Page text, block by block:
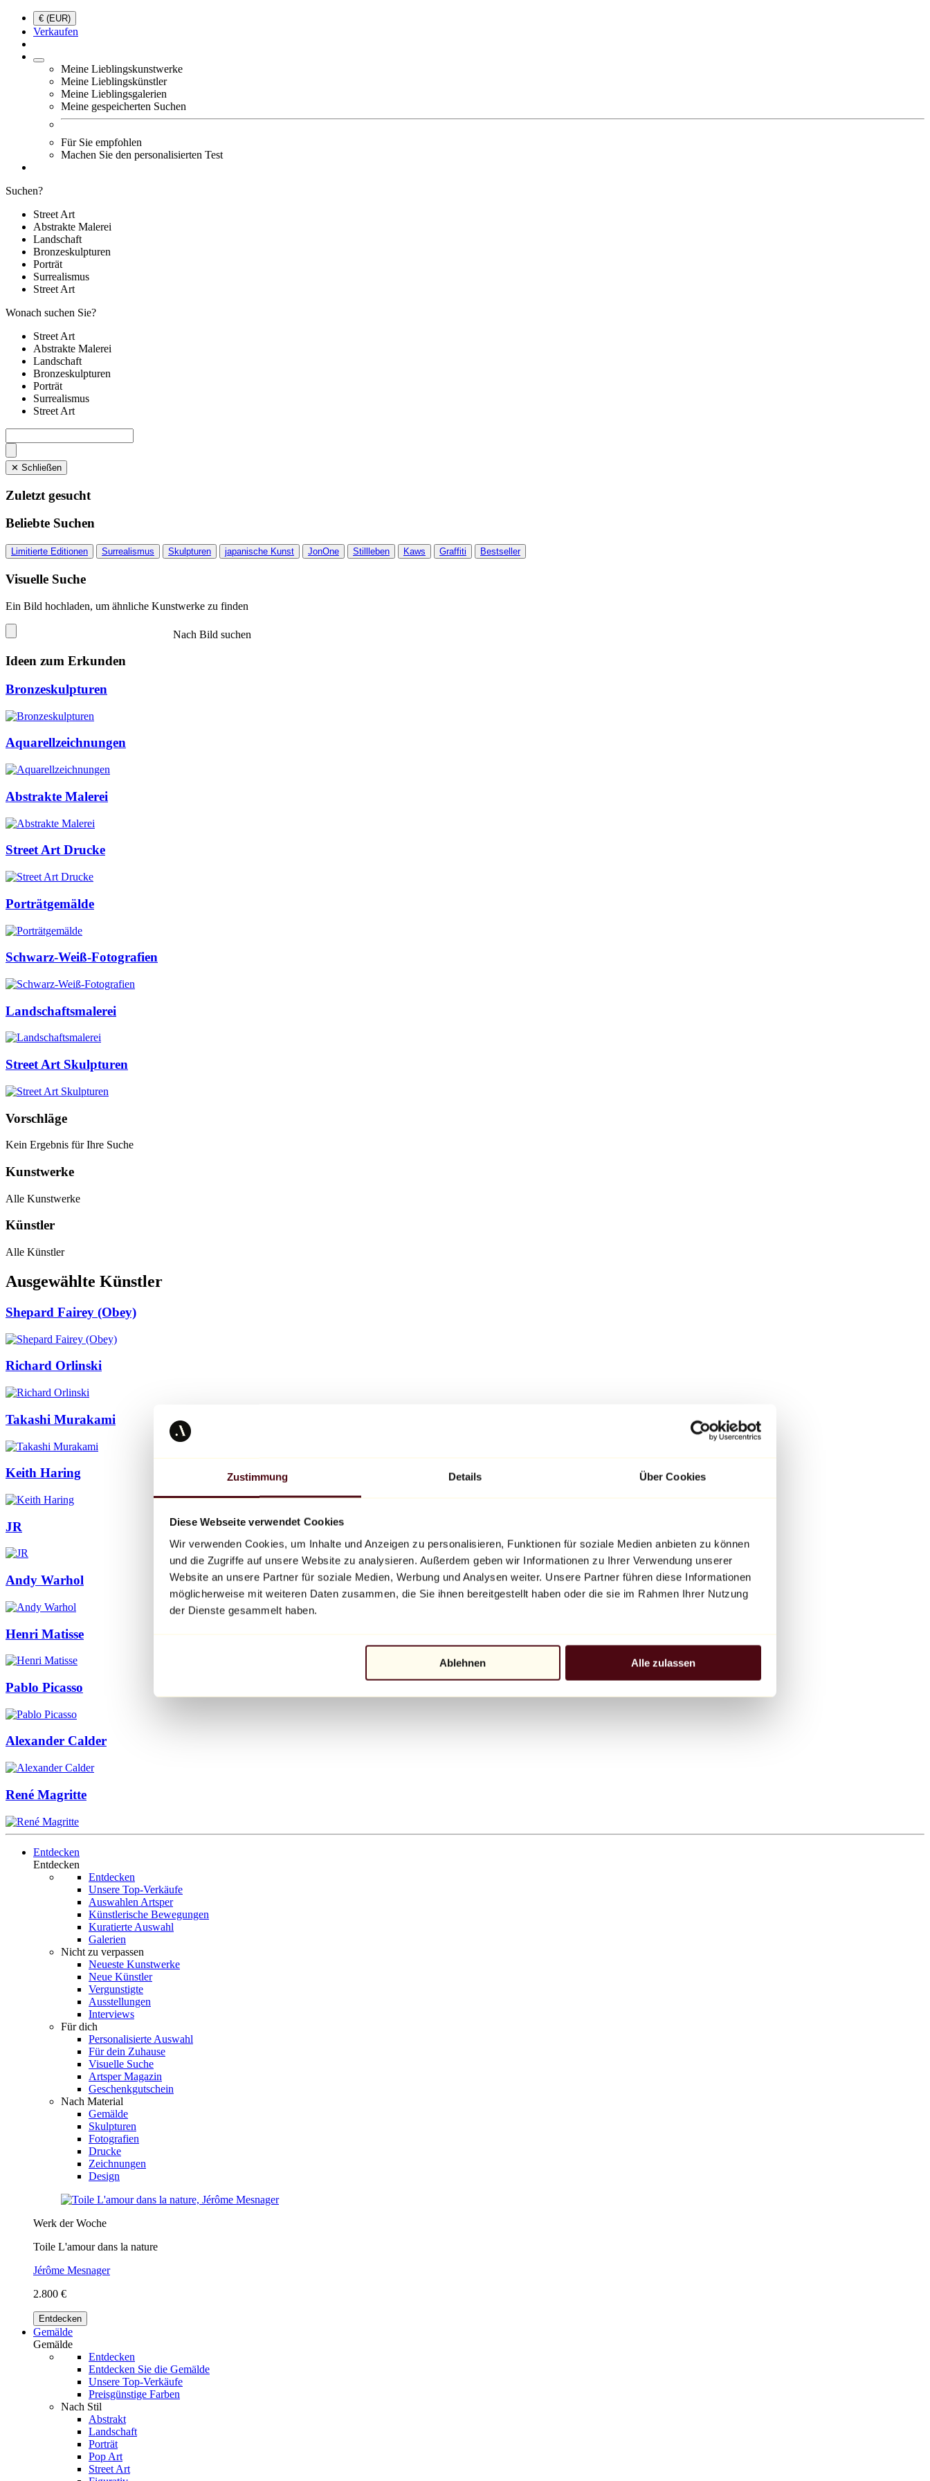
Zustimmung Details Über Cookies
Diese Webseite verwendet Cookies
Wir verwenden Cookies, um Inhalte und Anzeigen zu personalisieren, Funktionen für soziale Medien anbieten zu können
und die Zugriffe auf unsere Website zu analysieren. Außerdem geben wir Informationen zu Ihrer Verwendung unserer
Website an unsere Partner für soziale Medien, Werbung und Analysen weiter. Unsere Partner führen diese Informationen
möglicherweise mit weiteren Daten zusammen, die Sie ihnen bereitgestellt haben oder die sie im Rahmen Ihrer Nutzung
der Dienste gesammelt haben.
Ablehnen Alle zulassen
€ (EUR)
Verkaufen
Meine Lieblingskunstwerke
Meine Lieblingskünstler
Meine Lieblingsgalerien
Meine gespeicherten Suchen
Für Sie empfohlen
Machen Sie den personalisierten Test
Suchen?
Street Art
Abstrakte Malerei
Landschaft
Bronzeskulpturen
Porträt
Surrealismus
Street Art
Wonach suchen Sie?
Street Art
Abstrakte Malerei
Landschaft
Bronzeskulpturen
Porträt
Surrealismus
Street Art
✕ Schließen
Zuletzt gesucht
Beliebte Suchen
Limitierte Editionen Surrealismus Skulpturen japanische Kunst JonOne Stillleben Kaws Graffiti Bestseller
Visuelle Suche
Ein Bild hochladen, um ähnliche Kunstwerke zu finden
Nach Bild suchen
Ideen zum Erkunden
Bronzeskulpturen
Aquarellzeichnungen
Abstrakte Malerei
Street Art Drucke
Porträtgemälde
Schwarz-Weiß-Fotografien
Landschaftsmalerei
Street Art Skulpturen
Vorschläge
Kein Ergebnis für Ihre Suche
Kunstwerke
Alle Kunstwerke
Künstler
Alle Künstler
Ausgewählte Künstler
Shepard Fairey (Obey)
Richard Orlinski
Takashi Murakami
Keith Haring
JR
Andy Warhol
Henri Matisse
Pablo Picasso
Alexander Calder
René Magritte
Entdecken
Entdecken
Entdecken
Unsere Top-Verkäufe
Auswahlen Artsper
Künstlerische Bewegungen
Kuratierte Auswahl
Galerien
Nicht zu verpassen
Neueste Kunstwerke
Neue Künstler
Vergunstigte
Ausstellungen
Interviews
Für dich
Personalisierte Auswahl
Für dein Zuhause
Visuelle Suche
Artsper Magazin
Geschenkgutschein
Nach Material
Gemälde
Skulpturen
Fotografien
Drucke
Zeichnungen
Design
Werk der Woche
Toile L'amour dans la nature
Jérôme Mesnager
2.800 €
Entdecken
Gemälde
Gemälde
Entdecken
Entdecken Sie die Gemälde
Unsere Top-Verkäufe
Preisgünstige Farben
Nach Stil
Abstrakt
Landschaft
Porträt
Pop Art
Street Art